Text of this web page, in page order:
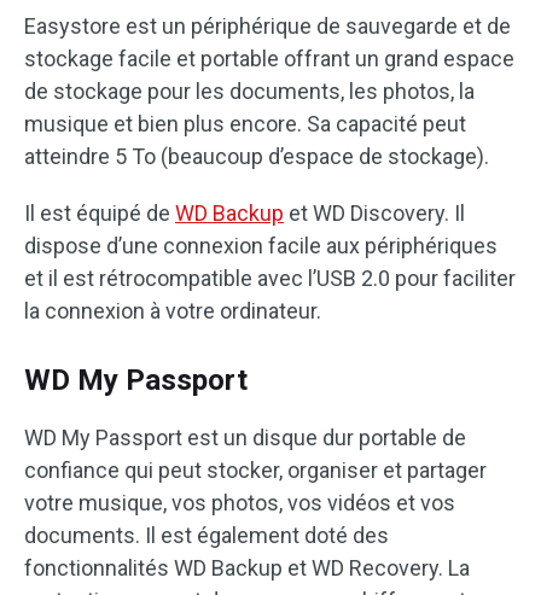
Easystore est un périphérique de sauvegarde et de
stockage facile et portable offrant un grand espace
de stockage pour les documents, les photos, la
musique et bien plus encore. Sa capacité peut
atteindre 5 To (beaucoup d’espace de stockage).
Il est équipé de WD Backup et WD Discovery. Il
dispose d’une connexion facile aux périphériques
et il est rétrocompatible avec l’USB 2.0 pour faciliter
la connexion à votre ordinateur.
WD My Passport
WD My Passport est un disque dur portable de
confiance qui peut stocker, organiser et partager
votre musique, vos photos, vos vidéos et vos
documents. Il est également doté des
fonctionnalités WD Backup et WD Recovery. La